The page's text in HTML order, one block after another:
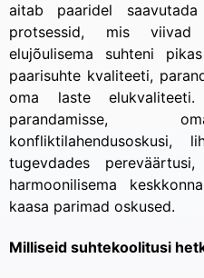
aitab paaridel
protsessid, mis
elujõulisema suhteni
paarisuhte kvaliteeti,
oma laste
parandamisse,
konfliktilahendusoskusi,
tugevdades
harmoonilisema
kaasa parimad oskused.
Milliseid suhtekoolitusi